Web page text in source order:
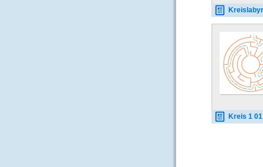
Kreislabyrinth
Kreis 1